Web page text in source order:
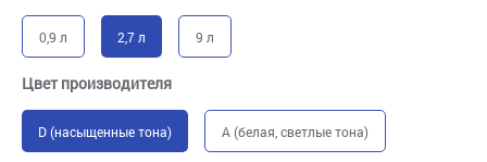
0,9 л 2,7 л 9 л
Цвет производителя
D (насыщенные тона) A (белая, светлые тона)